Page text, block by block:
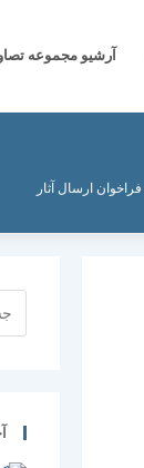
آرشیو مجموعه
فراخوان ارسال آثار